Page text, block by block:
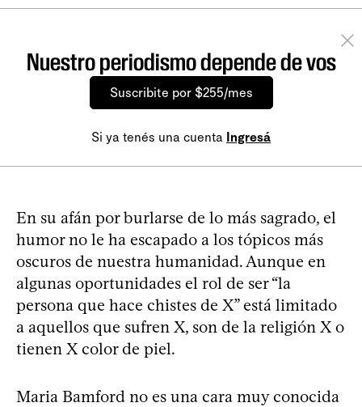
Nuestro periodismo depende de vos
Suscribite por $255/mes
Si ya tenés una cuenta Ingresá
En su afán por burlarse de lo más sagrado, el
humor no le ha escapado a los tópicos más
oscuros de nuestra humanidad. Aunque en
algunas oportunidades el rol de ser “la
persona que hace chistes de X” está limitado
a aquellos que sufren X, son de la religión X o
tienen X color de piel.
Maria Bamford no es una cara muy conocida